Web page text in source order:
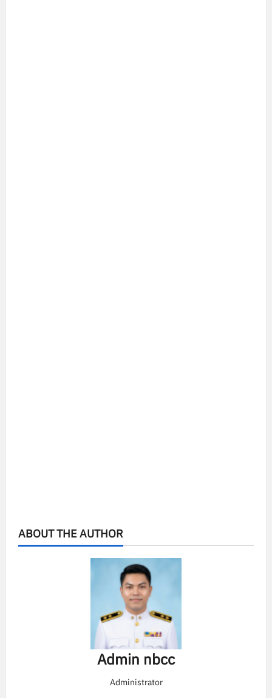
ABOUT THE AUTHOR
Admin nbcc
Administrator